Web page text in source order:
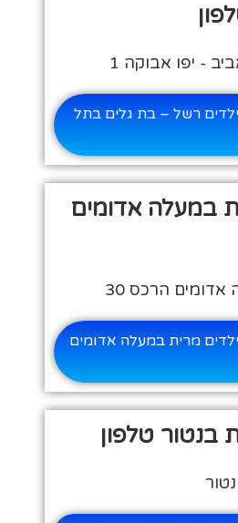
- יפו אבוקה 1
רשל – בת גלים בתל
במעלה אדומים
הרכס 30
מרית במעלה אדומים
בנטור טלפון